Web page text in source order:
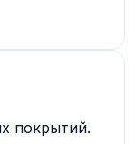
покрытий.